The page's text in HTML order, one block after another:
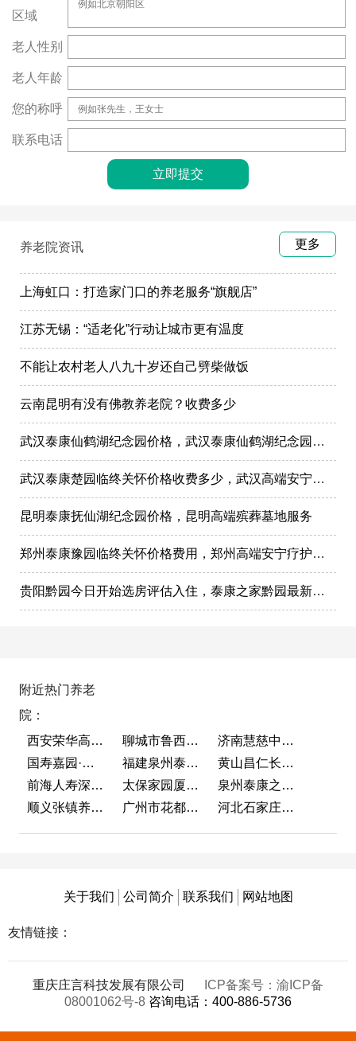
区域
老人性别
老人年龄
您的称呼
联系电话
养老院资讯 更多
上海虹口：打造家门口的养老服务“旗舰店”
江苏无锡：“适老化”行动让城市更有温度
不能让农村老人八九十岁还自己劈柴做饭
云南昆明有没有佛教养老院？收费多少
武汉泰康仙鹤湖纪念园价格，武汉泰康仙鹤湖纪念园墓地购买
武汉泰康楚园临终关怀价格收费多少，武汉高端安宁疗护，高端殡仪一条龙服务
昆明泰康抚仙湖纪念园价格，昆明高端殡葬墓地服务
郑州泰康豫园临终关怀价格费用，郑州高端安宁疗护在哪里
贵阳黔园今日开始选房评估入住，泰康之家黔园最新动态
附近热门养老
院：
西安荣华高新悦家养老服务有限公司
聊城市鲁西老年护养院
济南慧慈中医康养中心
国寿嘉园·成都乐境
福建泉州泰康之家鲤园
黄山昌仁长者颐养中心
前海人寿深圳幸福之家
太保家园厦门国际颐养社区
泉州泰康之家鲤园
顺义张镇养老照料中心
广州市花都区花山镇敬老院 河北石家庄泰康之家冀园
关于我们 公司简介 联系我们 网站地图
友情链接：
重庆庄言科技发展有限公司
ICP备案号：渝ICP备
08001062号-8 咨询电话：400-886-5736